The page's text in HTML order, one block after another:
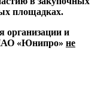
площадках.
организации и
«Юнипро» не